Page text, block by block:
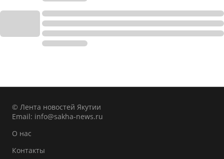
© Лента новостей Якутии
Email: info@sakha-news.ru
О нас
Контакты